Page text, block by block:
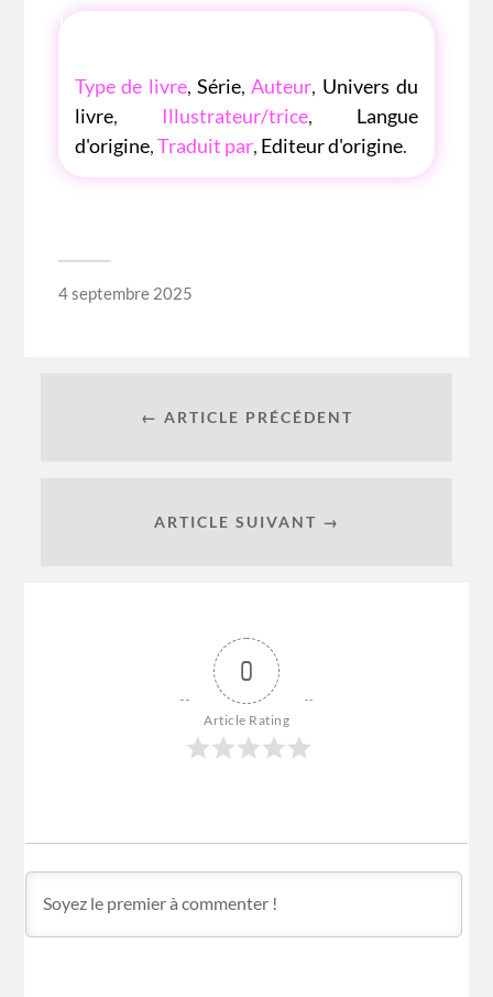
LES P'TITES LISTES DES BIBLIOTHÈQUE
Type de livre, Série, Auteur, Univers du
livre, Illustrateur/trice, Langue
d'origine,Traduit par, Editeur d'origine.
4 septembre 2025
← ARTICLE PRÉCÉDENT
ARTICLE SUIVANT →
0
Article Rating